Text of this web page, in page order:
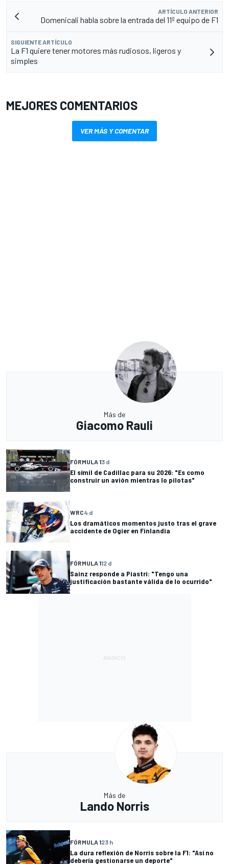
ARTÍCULO ANTERIOR
Domenicali habla sobre la entrada del 11º equipo de F1
SIGUIENTE ARTÍCULO
La F1 quiere tener motores más rudiosos, ligeros y
simples
MEJORES COMENTARIOS
VER MÁS Y COMENTAR
Más de
Giacomo Rauli
FÓRMULA 13 d
El símil de Cadillac para su 2026: "Es como
construir un avión mientras lo pilotas"
WRC4 d
Los dramáticos momentos justo tras el grave
accidente de Ogier en Finlandia
FÓRMULA 112 d
Sainz responde a Piastri: "Tengo una
justificación bastante válida de lo ocurrido"
Más de
Lando Norris
FÓRMULA 123 h
La dura reflexión de Norris sobre la F1: "Así no
debería gestionarse un deporte"